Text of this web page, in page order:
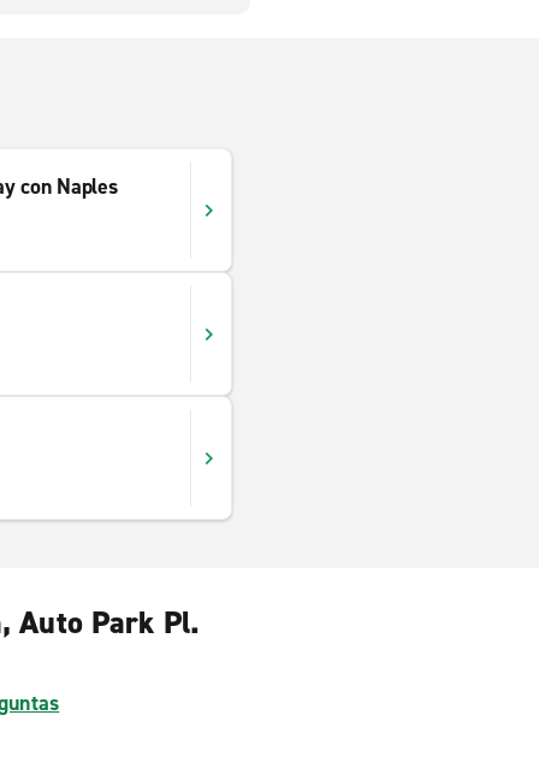
con Naples
Auto Park Pl.